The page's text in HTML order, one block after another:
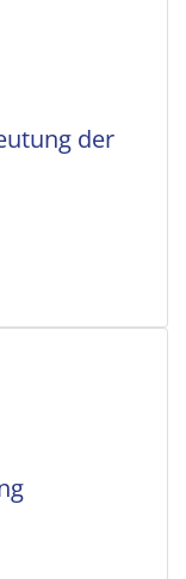
der